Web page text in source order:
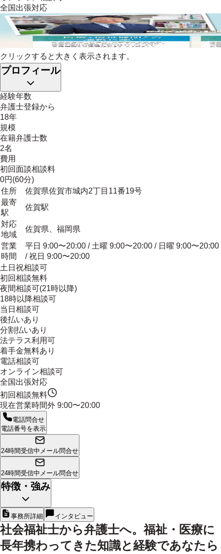
全国出張対応
クリックすると大きく表示されます。
プロフィール
経験年数
弁護士登録から
18年
規模
在籍弁護士数
2名
費用
初回面談相談料
0円(60分)
住所
佐賀県佐賀市城内2丁目11番19号
最寄
駅
佐賀駅
対応
地域
佐賀県、福岡県
営業
時間
平日 9:00〜20:00 / 土曜 9:00〜20:00 / 日曜 9:00〜20:00
/ 祝日 9:00〜20:00
土日祝相談可
初回相談無料
夜間相談可(21時以降)
18時以降相談可
当日相談可
後払いあり
分割払いあり
法テラス利用可
着手金無料あり
電話相談可
オンライン相談可
全国出張対応
初回相談無料
現在営業時間外 9:00〜20:00
電話問合せ
電話番号を表示
24時間受信中 メール問合せ
24時間受信中 メール問合せ
特徴・強み
事務所詳細 インタビュー
社会福祉士から弁護士へ。福祉・医療に
長年携わってきた知識と経験であなたら